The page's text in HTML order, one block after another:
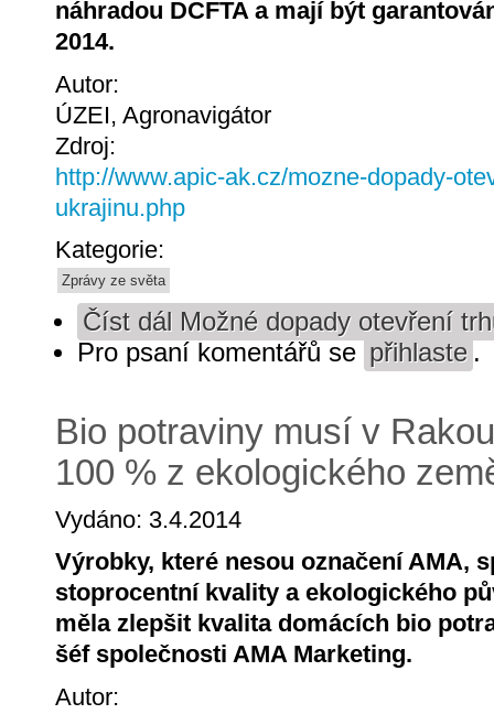
náhradou DCFTA a mají být
2014.
Autor:
ÚZEI, Agronavigátor
Zdroj:
http://www.apic-ak.cz/mozne-dopady-
ukrajinu.php
Kategorie:
Zprávy ze světa
Číst dál Možné dopady otevření
Pro psaní komentářů se přihlaste .
Bio potraviny musí v
100 % z ekologického
Vydáno: 3.4.2014
Výrobky, které nesou označení AMA,
stoprocentní kvality a ekologického
měla zlepšit kvalita domácích bio
šéf společnosti AMA Marketing.
Autor: